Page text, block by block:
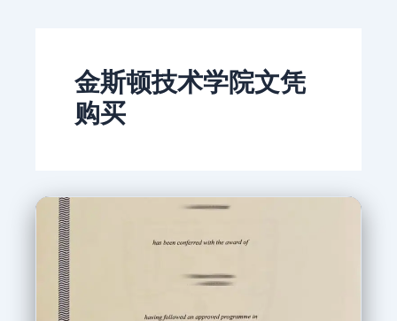
金斯顿技术学院文凭
购买